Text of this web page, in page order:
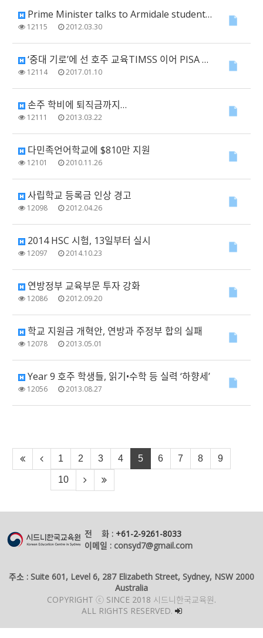
Prime Minister talks to Armidale students in UNE Kor…
12115 2012.03.30
‘중대 기로’에 선 호주 교육TIMSS 이어 PISA 평가 결과도 실망
12114 2017.01.10
손주 학비에 퇴직금까지…
12111 2013.03.22
다민족언어학교에 $810만 지원
12101 2010.11.26
사립학교 등록금 인상 경고
12098 2012.04.26
2014 HSC 시험, 13일부터 실시
12097 2014.10.23
연방정부 교육부문 투자 강화
12086 2012.09.20
학교 지원금 개혁안, 연방과 주정부 합의 실패
12078 2013.05.01
Year 9 호주 학생들, 읽기•수학 등 실력 ‘하향세’
12056 2013.08.27
1 2 3 4 5 6 7 8 9
10
전 화 : +61-2-9261-8033
이메일 : consyd7@gmail.com
주소 : Suite 601, Level 6, 287 Elizabeth Street, Sydney, NSW 2000
Australia
COPYRIGHT ⓒ SINCE 2018 시드니한국교육원.
ALL RIGHTS RESERVED.